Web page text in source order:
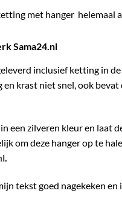
met hanger helemaal
Sama24.nl
inclusief ketting in
krast niet snel, ook
een zilveren kleur en laat
om deze hanger op te
tekst goed nagekeken